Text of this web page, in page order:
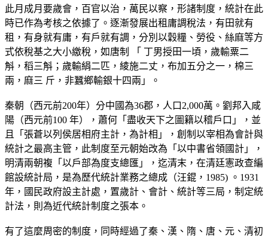
此月成月要歲會，百官以治，萬民以察，形諸制度，統計在此
時已作為考核之依據了。逐漸發展出租庸調稅法，有田就有
租，有身就有庸，有戶就有調，分別以穀糧、勞役、絲麻等方
式依稅基之大小繳稅，如唐制 「 丁男授田一頃，歲輸粟二
斛，稻三斛；歲輸絹二匹，綾施二丈，布加五分之一，棉三
兩，麻三 斤，非蠶鄉輸銀十四兩」。
秦朝（西元前200年）分中國為36郡，人口2,000萬。劉邦入咸
陽（西元前100 年），蕭何「盡收天下之圖籍以稽戶口」，並
且「張蒼以列侯居相府主計，為計相」，創制以宰相為會計與
統計之最高主管，此制度至元朝始改為「以中書省領國計」，
明清兩朝複「以戶部為度支總匯」，迄清末，在清廷憲政查編
館設統計局，是為歷代統計業務之總成（汪錕，1985) 。1931
年，國民政府設主計處，置歲計、會計、統計等三局，制定統
計法，則為近代統計制度之張本。
有了這麼周密的制度，同時經過了秦、漢、隋、唐、元、清初